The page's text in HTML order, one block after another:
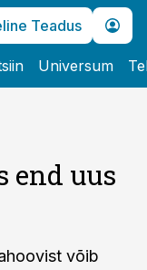
Teadus
Universum
end uus
võib